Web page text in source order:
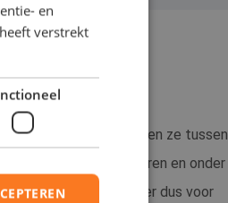
wordt. Vaak leven ze tussen
spouwmuren en onder
naar eten, zorg er dus voor
en
verstrekt